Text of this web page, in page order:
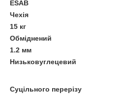
ESAB
Чехія
15 кг
Обміднений
1.2 мм
Низьковуглецевий
Суцільного перерізу